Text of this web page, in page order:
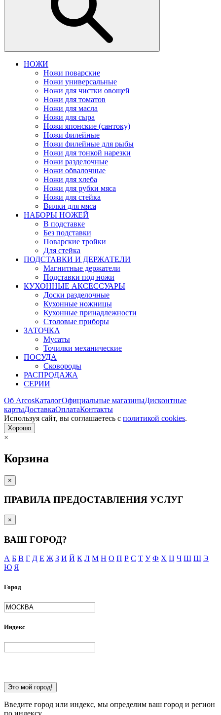
НОЖИ
Ножи поварские
Ножи универсальные
Ножи для чистки овощей
Ножи для томатов
Ножи для масла
Ножи для сыра
Ножи японские (сантоку)
Ножи филейные
Ножи филейные для рыбы
Ножи для тонкой нарезки
Ножи разделочные
Ножи обвалочные
Ножи для хлеба
Ножи для рубки мяса
Ножи для стейка
Вилки для мяса
НАБОРЫ НОЖЕЙ
В подставке
Без подставки
Поварские тройки
Для стейка
ПОДСТАВКИ И ДЕРЖАТЕЛИ
Магнитные держатели
Подставки под ножи
КУХОННЫЕ АКСЕССУАРЫ
Доски разделочные
Кухонные ножницы
Кухонные принадлежности
Столовые приборы
ЗАТОЧКА
Мусаты
Точилки механические
ПОСУДА
Сковороды
РАСПРОДАЖА
СЕРИИ
Об ArcosКаталогОфициальные магазиныДисконтные
картыДоставкаОплатаКонтакты
Используя сайт, вы согла­шаетесь с политикой cookies.
Хорошо
×
Корзина
×
ПРАВИЛА ПРЕДОСТАВЛЕНИЯ УСЛУГ
×
ВАШ ГОРОД?
А Б В Г Д Е Ж З И Й К Л М Н О П Р С Т У Ф Х Ц Ч Ш Щ Э
Ю Я
Город
Индекс
Это мой город!
Введите город или индекс, мы определим ваш город и регион